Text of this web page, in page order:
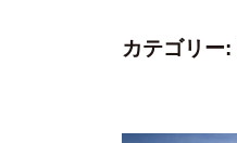
社
を
る
カテゴリー: